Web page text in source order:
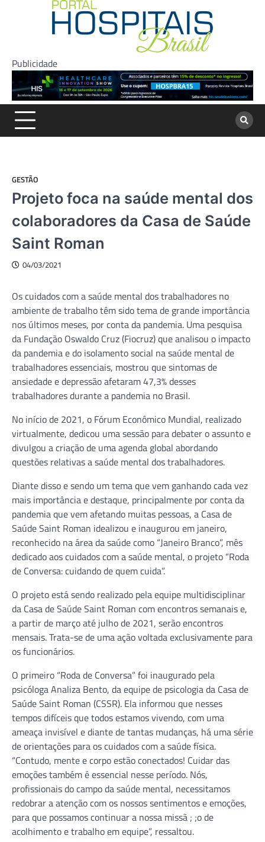
Publicidade
GESTÃO
Projeto foca na saúde mental dos
colaboradores da Casa de Saúde
Saint Roman
04/03/2021
Os cuidados com a saúde mental dos trabalhadores no
ambiente de trabalho têm sido tema de grande importância
nos últimos meses, por conta da pandemia. Uma pesquisa
da Fundação Oswaldo Cruz (Fiocruz) que analisou o impacto
da pandemia e do isolamento social na saúde mental de
trabalhadores essenciais, mostrou que sintomas de
ansiedade e depressão afetaram 47,3% desses
trabalhadores durante a pandemia no Brasil.
No início de 2021, o Fórum Econômico Mundial, realizado
virtualmente, dedicou uma sessão para debater o assunto e
divulgou a criação de uma agenda global abordando
questões relativas a saúde mental dos trabalhadores.
Diante disso e sendo um tema que vem ganhando cada vez
mais importância e destaque, principalmente por conta da
pandemia que vem afetando muitas pessoas, a Casa de
Saúde Saint Roman idealizou e inaugurou em janeiro,
reconhecido na área da saúde como “Janeiro Branco”, mês
dedicado aos cuidados com a saúde mental, o projeto “Roda
de Conversa: cuidando de quem cuida”.
O projeto está sendo realizado pela equipe multidisciplinar
da Casa de Saúde Saint Roman com encontros semanais e,
a partir de março até julho de 2021, serão encontros
mensais. Trata-se de uma ação voltada exclusivamente para
os funcionários.
O primeiro “Roda de Conversa” foi inaugurado pela
psicóloga Analiza Bento, da equipe de psicologia da Casa de
Saúde Saint Roman (CSSR). Ela informou que nesses
tempos difíceis que todos estamos vivendo, com uma
ameaça invisível e diante de tantas mudanças, há uma série
de orientações para os cuidados com a saúde física.
“Contudo, mente e corpo estão conectados! Cuidar das
emoções também é essencial nesse período. Nós,
profissionais do campo da saúde mental, necessitamos
redobrar a atenção com os nossos sentimentos e emoções,
para que possamos continuar a nossa missã ; ;o de
acolhimento e trabalho em equipe”, ressaltou.